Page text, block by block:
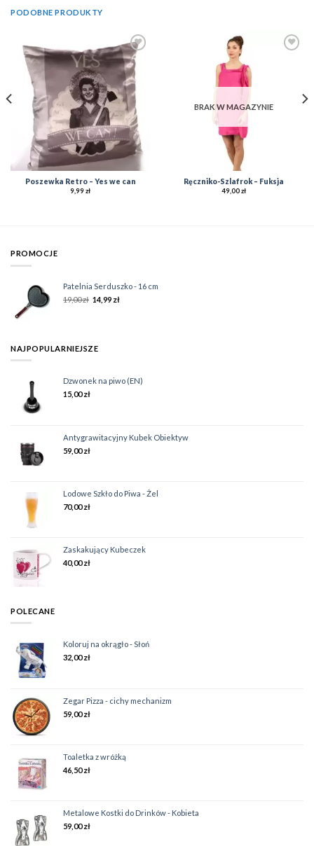
PODOBNE PRODUKTY
Add to
Wishlist
Poszewka Retro – Yes we can
9,99zł
BRAK W MAGAZYNIE
Ręczniko-Szlafrok – Fuksja
49,00zł
PROMOCJE
Patelnia Serduszko - 16 cm
19,00zł 14,99 zł
NAJPOPULARNIEJSZE
Dzwonek na piwo (EN)
15,00zł
Antygrawitacyjny Kubek Obiektyw
59,00zł
Lodowe Szkło do Piwa - Żel
70,00zł
Zaskakujący Kubeczek
40,00zł
POLECANE
Koloruj na okrągło - Słoń
32,00zł
Zegar Pizza - cichy mechanizm
59,00zł
Toaletka z wróżką
46,50zł
Metalowe Kostki do Drinków - Kobieta
59,00zł